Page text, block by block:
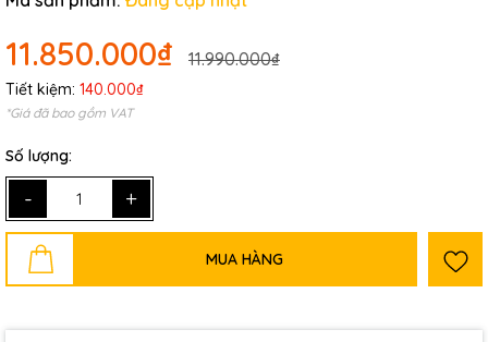
11.850.000₫ 11.990.000₫
Tiết kiệm: 140.000₫
*Giá đã bao gồm VAT
Số lượng:
- +
MUA HÀNG